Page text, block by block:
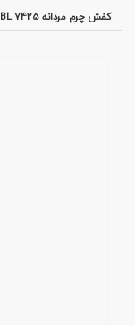
کفش چرم مردانه BL 7425